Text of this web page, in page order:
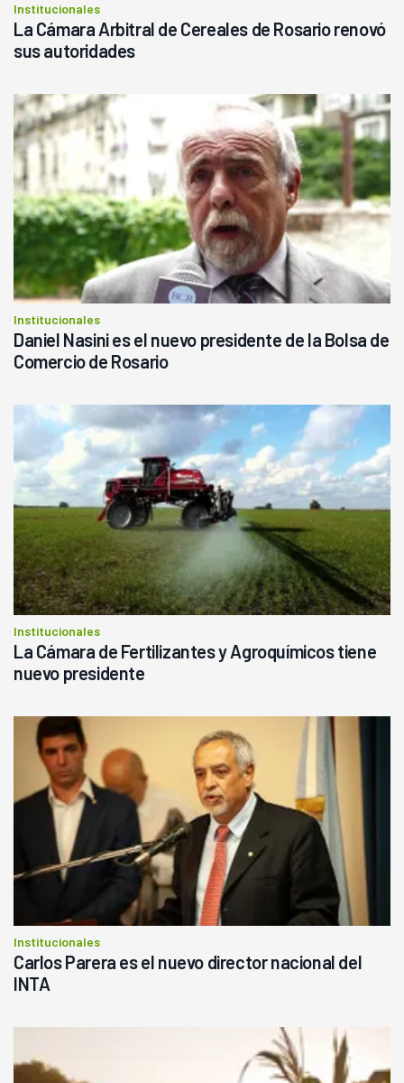
Institucionales
La Cámara Arbitral de Cereales de Rosario renovó
sus autoridades
Institucionales
Daniel Nasini es el nuevo presidente de la Bolsa de
Comercio de Rosario
Institucionales
La Cámara de Fertilizantes y Agroquímicos tiene
nuevo presidente
Institucionales
Carlos Parera es el nuevo director nacional del
INTA